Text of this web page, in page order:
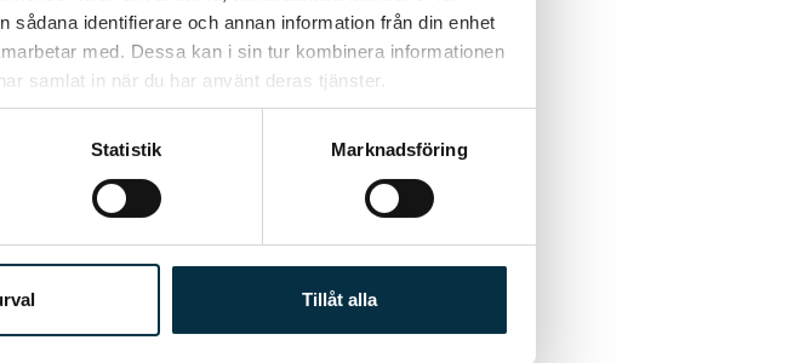
identifierare och annan information från din enhet
med. Dessa kan i sin tur kombinera informationen
samlat in när du har använt deras tjänster.
Statistik Marknadsföring
Tillåt alla